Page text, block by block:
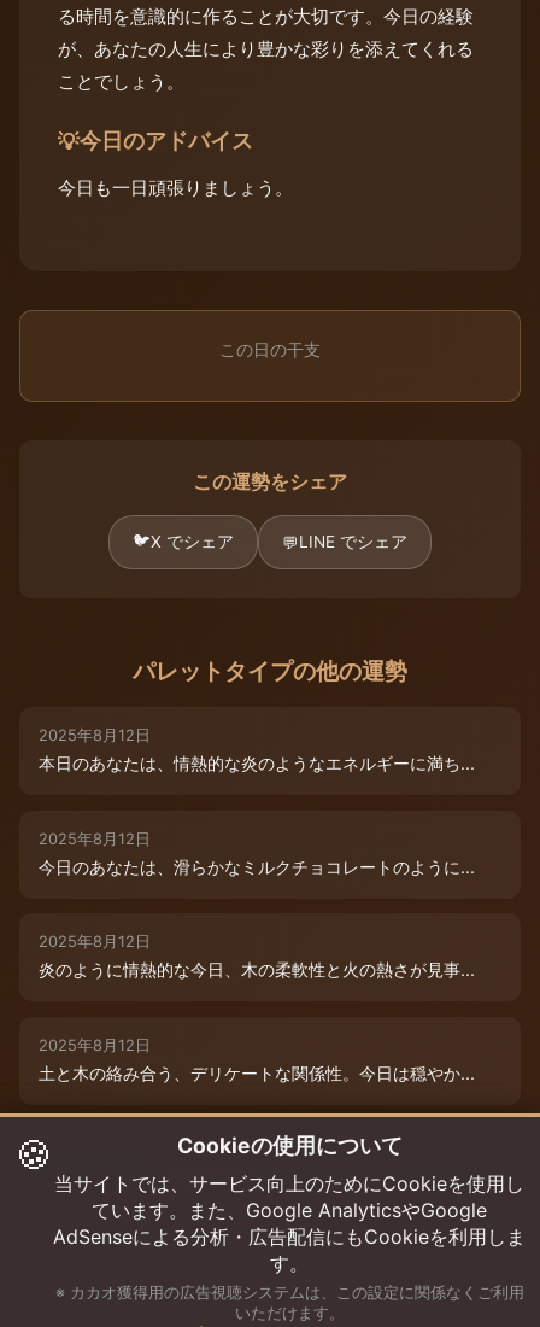
る時間を意識的に作ることが大切です。今日の経験
が、あなたの人生により豊かな彩りを添えてくれる
ことでしょう。
💡今日のアドバイス
今日も一日頑張りましょう。
この日の干支
この運勢をシェア
🐦X でシェア 💬LINE でシェア
パレットタイプの他の運勢
2025年8月12日
本日のあなたは、情熱的な炎のようなエネルギーに満ち...
2025年8月12日
今日のあなたは、滑らかなミルクチョコレートのように...
2025年8月12日
炎のように情熱的な今日、木の柔軟性と火の熱さが見事...
2025年8月12日
土と木の絡み合う、デリケートな関係性。今日は穏やか...
2025年8月12日
本日は、木と水の絶妙な相生エネルギーが、あなたの可...
🍪 Cookieの使用について
当サイトでは、サービス向上のためにCookieを使用し
ています。また、Google AnalyticsやGoogle
AdSenseによる分析・広告配信にもCookieを利用しま
す。
※ カカオ獲得用の広告視聴システムは、この設定に関係なくご利用
いただけます。